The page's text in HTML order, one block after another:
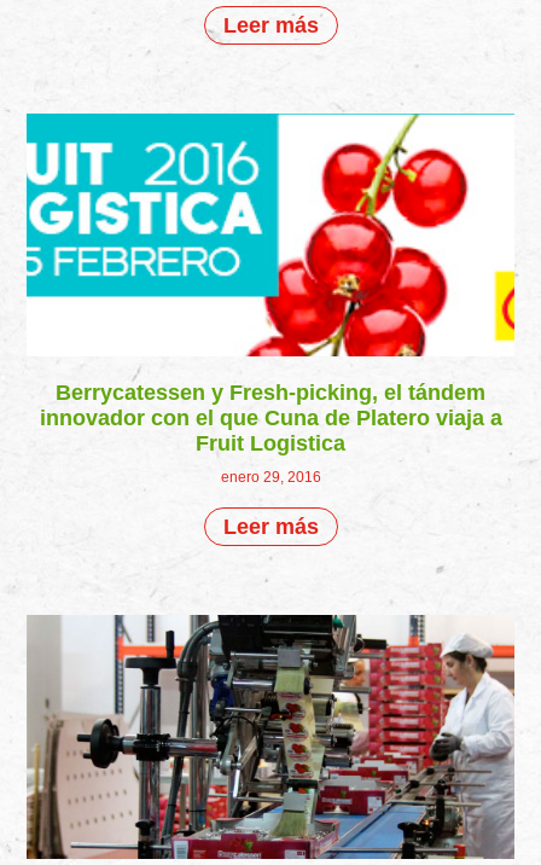
Leer más
Berrycatessen y Fresh-picking, el tándem
innovador con el que Cuna de Platero viaja a
Fruit Logistica
enero 29, 2016
Leer más